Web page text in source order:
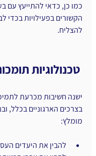
כמו כן, כדאי להתייעץ עם
הקשורים בפעילויות בכדי
להצליח.
ישנה חשיבות מכרעת
בצרכים הארגוניים בכלל,
מומלץ:
להבין את היעדים